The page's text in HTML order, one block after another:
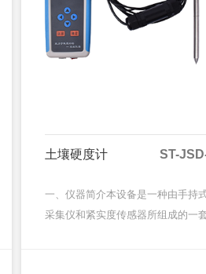
土壤硬度计 ST-
一、仪器简介本设备是一种由手持
采集仪和紧实度传感器所组成的一